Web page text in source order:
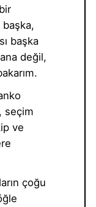
başka,
başka
değil,
seçim
ve
çoğu